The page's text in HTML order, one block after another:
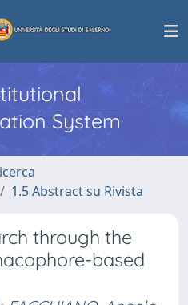
System
1.5 Abstract su Rivista
through the
based